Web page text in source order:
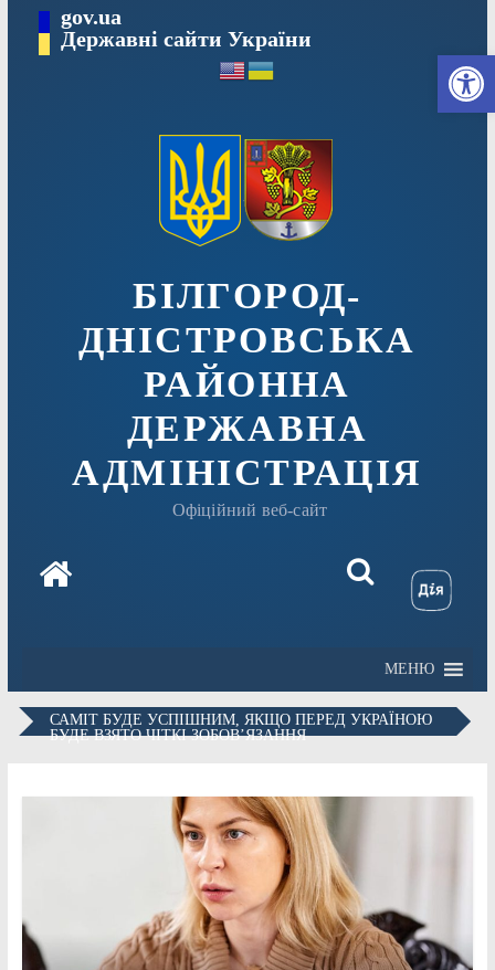
вмісту
gov.ua
Державні сайти України
БІЛГОРОД-
ДНІСТРОВСЬКА
РАЙОННА
ДЕРЖАВНА
АДМІНІСТРАЦІЯ
Офіційний веб-сайт
МЕНЮ
САМІТ БУДЕ УСПІШНИМ, ЯКЩО ПЕРЕД УКРАЇНОЮ
БУДЕ ВЗЯТО ЧІТКІ ЗОБОВ’ЯЗАННЯ